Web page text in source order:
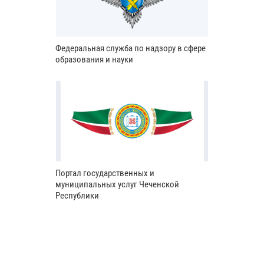
Федеральная служба по надзору в сфере
образования и науки
Портал государственных и
муниципальных услуг Чеченской
Республики